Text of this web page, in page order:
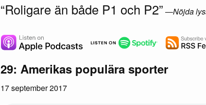
“Roligare än både P1 och P2” —Nöjda
29: Amerikas populära sporter
17 september 2017